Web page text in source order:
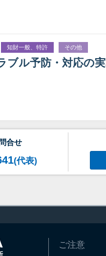
知財一般、特許 その他
ル予防・対応の
合せ
(代表)
ご注意